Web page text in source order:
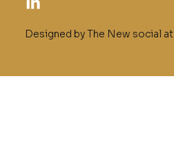
Designed by The New social at